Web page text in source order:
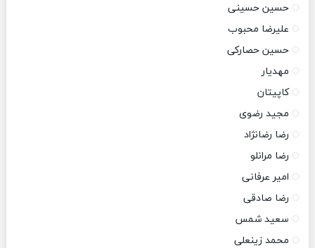
حسین حسینی
علیرضا محبوب
حسین حصارکی
مهدیار
کاپیتان
مجید رضوی
رضا رضانژاد
رضا مرانلو
امیر عرفانی
رضا صادقی
سعید شمس
محمد زینعلی